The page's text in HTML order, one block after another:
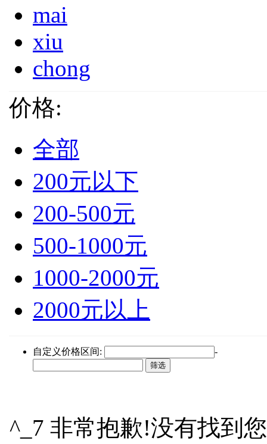
mai
xiu
chong
价格:
全部
200元以下
200-500元
500-1000元
1000-2000元
2000元以上
自定义价格区间: -
^_7 非常抱歉!没有找到